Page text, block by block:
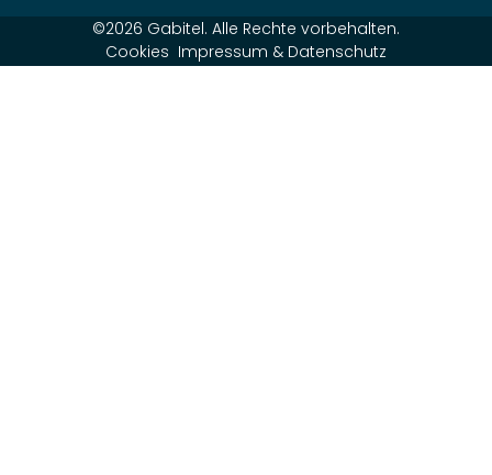
©2026 Gabitel. Alle Rechte vorbehalten.
Cookies Impressum & Datenschutz